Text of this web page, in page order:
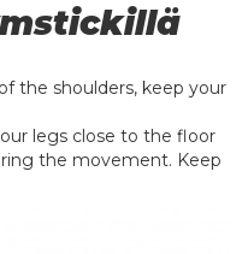
the shoulders, keep your
legs close to the floor
the movement. Keep